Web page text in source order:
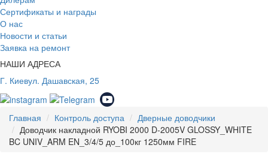
Сертификаты и награды
О нас
Новости и статьи
Заявка на ремонт
НАШИ АДРЕСА
Г. Киевул. Дашавская, 25
Главная Контроль доступа
Дверные доводчики
Доводчик накладной RYOBI 2000 D-2005V GLOSSY_WHITE
BC UNIV_ARM EN_3/4/5 до_100кг 1250мм FIRE